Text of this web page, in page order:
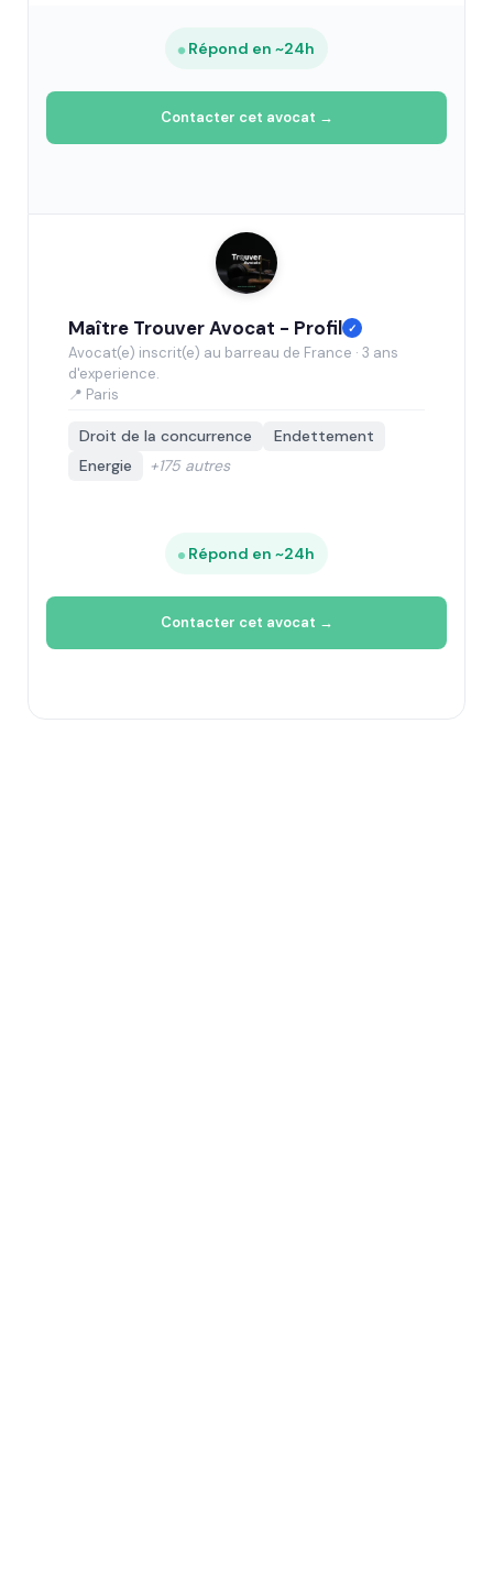
Répond en ~24h
Contacter cet avocat →
Maître Trouver Avocat - Profil ✓
Avocat(e) inscrit(e) au barreau de France · 3 ans
d'experience.
📍 Paris
Droit de la concurrence
Endettement
Energie
+175 autres
Répond en ~24h
Contacter cet avocat →